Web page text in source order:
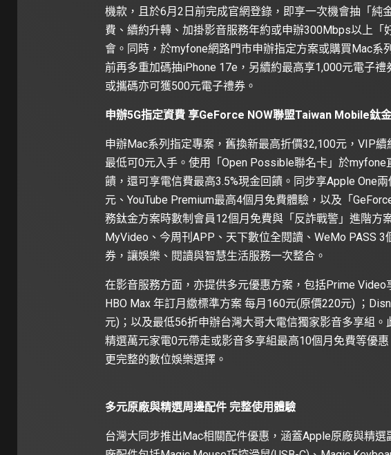
機款，且於6月2日前完成官網登錄，即享一次機會抽「純
費、續約升轉、加掛影音服務年約或申辦300Mbps以上「
會。同時，於myfone網路門市申辦指定方案或購買Mac系
前再多重加碼抽iPhone 17e，另續約最高享1,000元電子
或攜碼亦可獲500元電子禮券。
申辦5G指定資費 享GeForce NOW聯盟Taiwan Mobile鈦
申辦Mac系列指定專案，舊換新最高折價32,100元，VIP
最低可0元入手。使用「Open Possible聯名卡」於myfone
饋，還可享電信費最高3.5%現金回饋。同步享Apple One
元、YouTube Premium最高4個月免費體驗，以及「
務鈦金方案時數制會員12個月免費與「反詐戰警」進階方
MyVideo、今周刊APP、天下數位全閱讀、WeMo PASS
券，讓娛樂、閱讀與智慧生活服務一次整合。
在影音服務方面，亦提供多元優惠方案，包括Prime Video
HBO Max 年訂月繳標準方案 每月160元(原價220元) ；
元)；以及最低56折申辦台灣大哥大電信獨家影音多享組
精選萬元家電0元帶走或影音多享組最高10個月免費等優
更完整的數位娛樂選擇。
多元原廠與精選周邊配件 完整使用體驗
台灣大同步推出Mac相關配件優惠，涵蓋Apple原廠與精